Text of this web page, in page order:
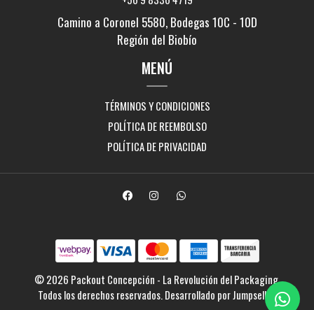
Camino a Coronel 5580, Bodegas 10C - 10D
Región del Biobío
MENÚ
TÉRMINOS Y CONDICIONES
POLÍTICA DE REEMBOLSO
POLÍTICA DE PRIVACIDAD
© 2026 Packout Concepción - La Revolución del Packaging.
Todos los derechos reservados.Desarrollado por Jumpseller .